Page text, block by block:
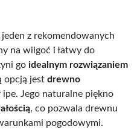
z rekomendowanych
na wilgoć i łatwy do
go idealnym rozwiązaniem
opcją jest drewno
ipe. Jego naturalne piękno
, co pozwala drewnu
pogodowymi.